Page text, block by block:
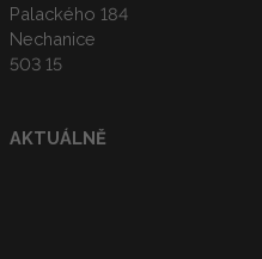
Palackého 184
Nechanice
503 15
AKTUÁLNĚ